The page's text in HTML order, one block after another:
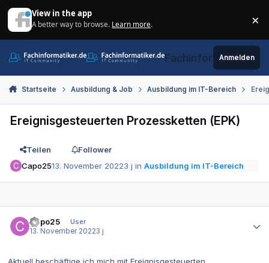
View in the app
A better way to browse. Learn more. ×
Fachinformatiker.de
Anmelden
Startseite Ausbildung & Job Ausbildung im IT-Bereich
Ereignisgesteuerten Prozessketten (EPK)
Teilen
Follower
Capo2513. November 20223 j inAusbildung im IT-Bereich
Capo25
User
13. November 20223 j
Aktuell beschäftige ich mich mit Ereignisgesteuerten